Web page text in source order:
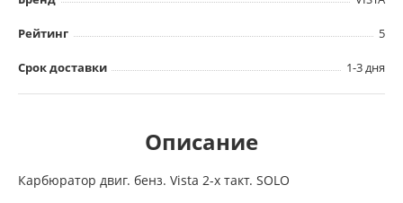
Рейтинг 5
Срок доставки 1-3 дня
Описание
Карбюратор двиг. бенз. Vista 2-х такт. SOLO